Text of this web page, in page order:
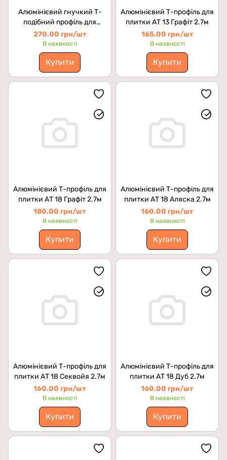
Алюмінієвий гнучкий Т-
подібний профіль для
плитки АПЗГ 14 Срібло 2.5м
270.00 грн/шт
В наявності
Купити
Алюмінієвий Т-профіль для
плитки АТ 13 Графіт 2.7м
165.00 грн/шт
В наявності
Купити
Алюмінієвий Т-профіль для
плитки АТ 18 Графіт 2.7м
180.00 грн/шт
В наявності
Купити
Алюмінієвий Т-профіль для
плитки АТ 18 Аляска 2.7м
160.00 грн/шт
В наявності
Купити
Алюмінієвий Т-профіль для
плитки АТ 18 Секвойя 2.7м
160.00 грн/шт
В наявності
Купити
Алюмінієвий Т-профіль для
плитки АТ 18 Дуб 2.7м
160.00 грн/шт
В наявності
Купити